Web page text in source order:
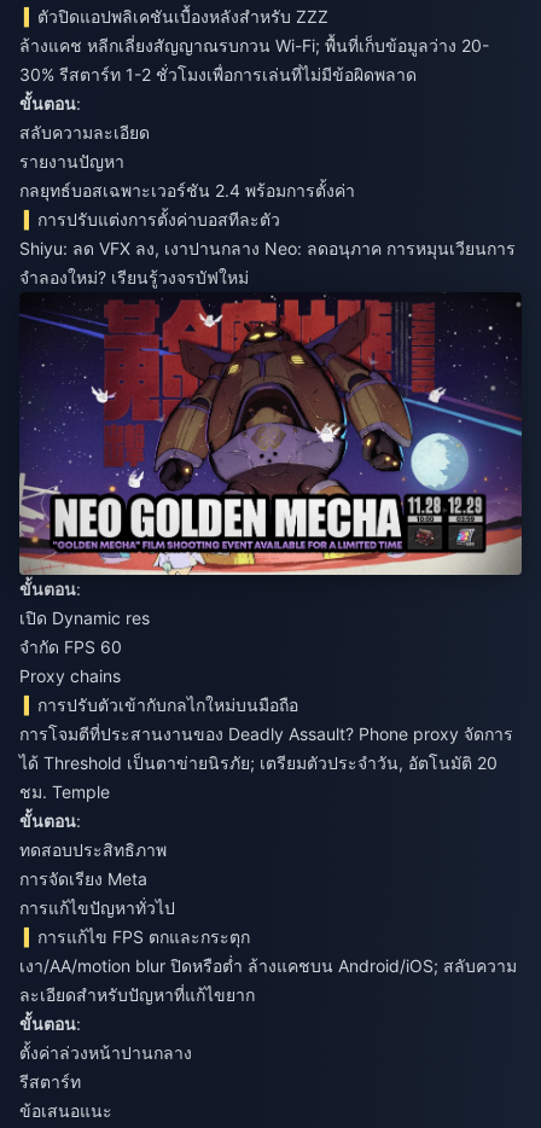
ตัวปิดแอปพลิเคชันเบื้องหลังสำหรับ ZZZ
ล้างแคช หลีกเลี่ยงสัญญาณรบกวน Wi-Fi; พื้นที่เก็บข้อมูลว่าง 20-
30% รีสตาร์ท 1-2 ชั่วโมงเพื่อการเล่นที่ไม่มีข้อผิดพลาด
ขั้นตอน:
สลับความละเอียด
รายงานปัญหา
กลยุทธ์บอสเฉพาะเวอร์ชัน 2.4 พร้อมการตั้งค่า
การปรับแต่งการตั้งค่าบอสทีละตัว
Shiyu: ลด VFX ลง, เงาปานกลาง Neo: ลดอนุภาค การหมุนเวียนการ
จำลองใหม่? เรียนรู้วงจรบัฟใหม่
ขั้นตอน:
เปิด Dynamic res
จำกัด FPS 60
Proxy chains
การปรับตัวเข้ากับกลไกใหม่บนมือถือ
การโจมตีที่ประสานงานของ Deadly Assault? Phone proxy จัดการ
ได้ Threshold เป็นตาข่ายนิรภัย; เตรียมตัวประจำวัน, อัตโนมัติ 20
ชม. Temple
ขั้นตอน:
ทดสอบประสิทธิภาพ
การจัดเรียง Meta
การแก้ไขปัญหาทั่วไป
การแก้ไข FPS ตกและกระตุก
เงา/AA/motion blur ปิดหรือต่ำ ล้างแคชบน Android/iOS; สลับความ
ละเอียดสำหรับปัญหาที่แก้ไขยาก
ขั้นตอน:
ตั้งค่าล่วงหน้าปานกลาง
รีสตาร์ท
ข้อเสนอแนะ